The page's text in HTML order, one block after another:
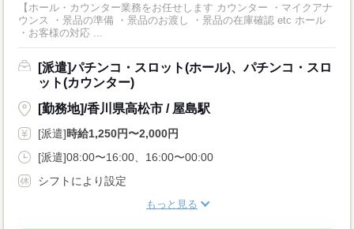
【ホール・カウンター業務をお任せします カウンター ・マイクアナ
ウンス ・景品の準備 ・景品のお渡し ・景品の在庫確認 etc ホール
・お客様の対応 ...
[派遣]パチンコ・スロット(ホール)、パチンコ・スロ
ット(カウンター)
[勤務地]/香川県高松市 / 屋島駅
[派遣]時給1,250円〜2,000円
[派遣]08:00〜16:00、16:00〜00:00
シフトにより設定
もっと見る